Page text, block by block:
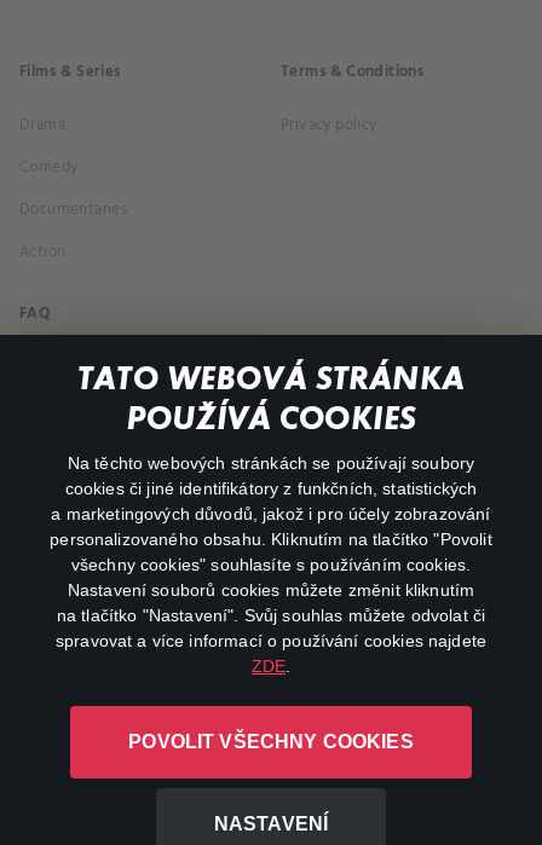
TATO WEBOVÁ STRÁNKA
POUŽÍVÁ COOKIES
Na těchto webových stránkách se používají soubory
cookies či jiné identifikátory z funkčních, statistických
a marketingových důvodů, jakož i pro účely zobrazování
personalizovaného obsahu. Kliknutím na tlačítko "Povolit
všechny cookies" souhlasíte s používáním cookies.
Nastavení souborů cookies můžete změnit kliknutím
na tlačítko "Nastavení". Svůj souhlas můžete odvolat či
spravovat a více informací o používání cookies najdete
ZDE
POVOLIT VŠECHNY COOKIES
NASTAVENÍ
Films & Series
Drama
Comedy
Documentaries
Action
Terms & Conditions
Privacy policy
FAQ
My profile
facebookinstagram
youtube
L-1246 Luxembourg R.C.S.